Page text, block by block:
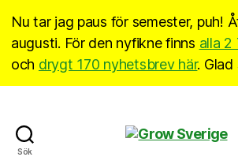
Nu tar jag paus för semester, puh!
augusti. För den nyfikne finns alla 2
och drygt 170 nyhetsbrev här. Glad
Sök